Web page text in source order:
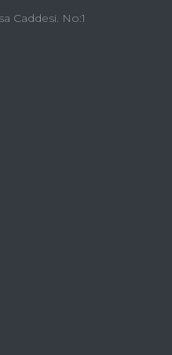
Caddesi. No:1